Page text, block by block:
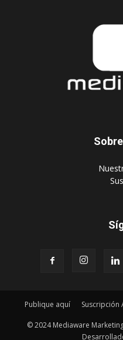
Publique aquí Suscripción
© 2024 Mediaware